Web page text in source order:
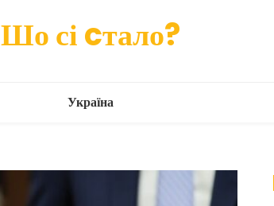
Шо сі cтало?
Україна